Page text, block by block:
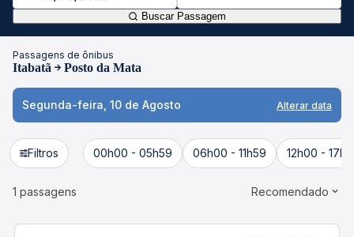
Buscar Passagem
Passagens de ônibus
Itabatã Posto da Mata
Segunda-feira, 10 de Agosto Alterar data
Filtros 00h00 - 05h59 06h00 - 11h59 12h00 -
1 passagens Recomendado